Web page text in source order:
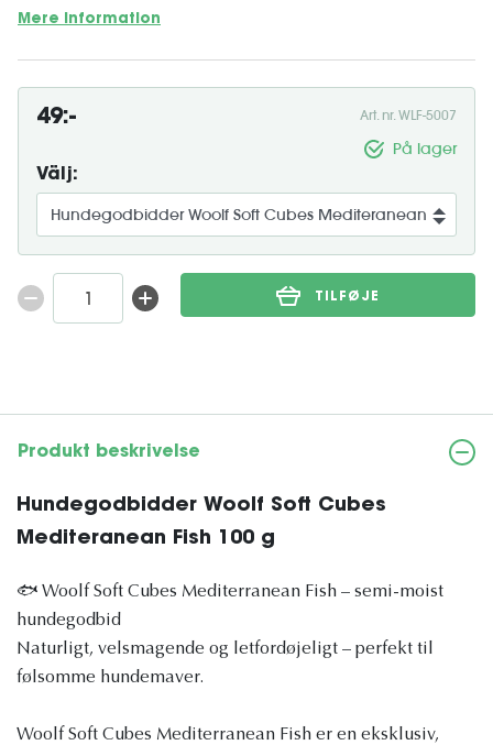
Mere information
49:- Art. nr. WLF-5007
På lager
Välj:
TILFØJE
Produkt beskrivelse
Hundegodbidder Woolf Soft Cubes
Mediteranean Fish 100 g
🐟 Woolf Soft Cubes Mediterranean Fish – semi-moist
hundegodbid
Naturligt, velsmagende og letfordøjeligt – perfekt til
følsomme hundemaver.
Woolf Soft Cubes Mediterranean Fish er en eksklusiv,